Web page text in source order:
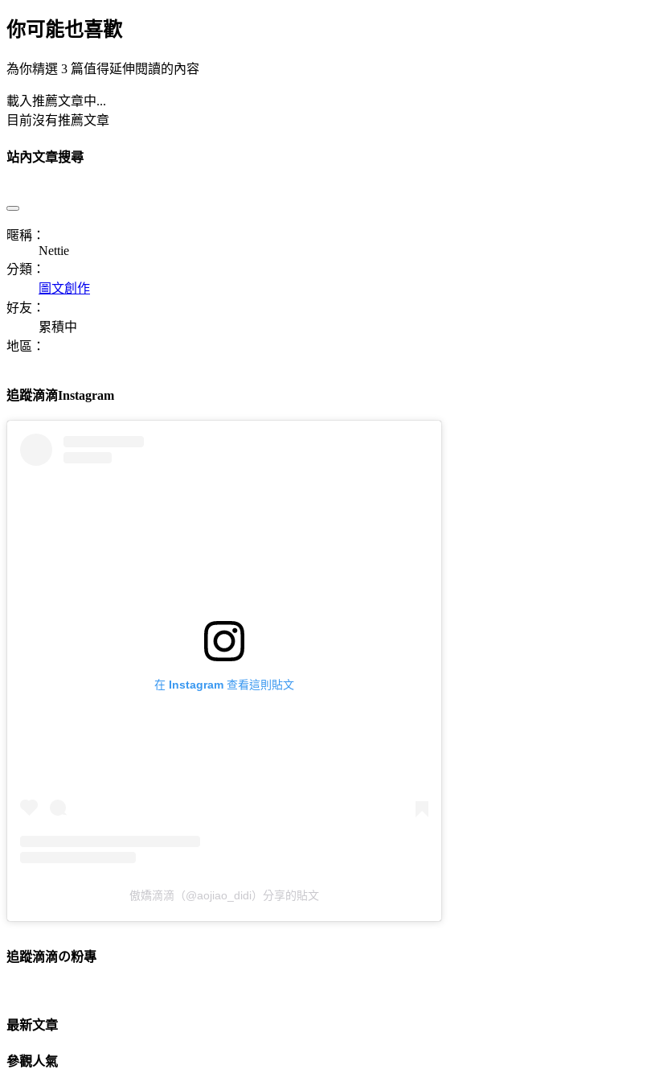
你可能也喜歡
為你精選 3 篇值得延伸閱讀的內容
載入推薦文章中...
目前沒有推薦文章
站內文章搜尋
暱稱：
Nettie
分類：
圖文創作
好友：
累積中
地區：
追蹤滴滴Instagram
在 Instagram 查看這則貼文
傲嬌滴滴（@aojiao_didi）分享的貼文
追蹤滴滴の粉專
最新文章
參觀人氣